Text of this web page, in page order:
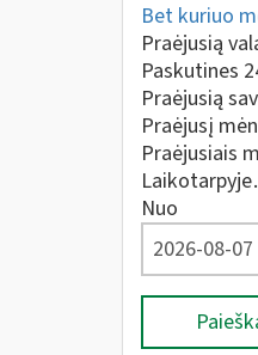
Bet kuriuo
Praėjusią
Paskutines
Praėjusią
Praėjusį
Praėjusiais
Nuo